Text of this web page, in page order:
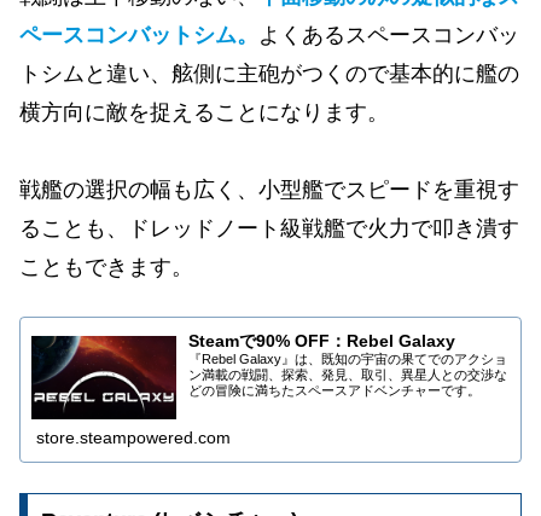
ペースコンバットシム。 よくあるスペースコンバッ
トシムと違い、舷側に主砲がつくので基本的に艦の
横方向に敵を捉えることになります。
戦艦の選択の幅も広く、小型艦でスピードを重視す
ることも、ドレッドノート級戦艦で火力で叩き潰す
こともできます。
Steamで90% OFF：Rebel Galaxy
『Rebel Galaxy』は、既知の宇宙の果てでのアクショ
ン満載の戦闘、探索、発見、取引、異星人との交渉な
どの冒険に満ちたスペースアドベンチャーです。
store.steampowered.com